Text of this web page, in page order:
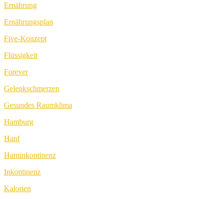
Ernährung
Ernährungsplan
Five-Konzept
Flüssigkeit
Forever
Gelenkschmerzen
Gesundes Raumklima
Hamburg
Hanf
Harninkontinenz
Inkontinenz
Kalorien